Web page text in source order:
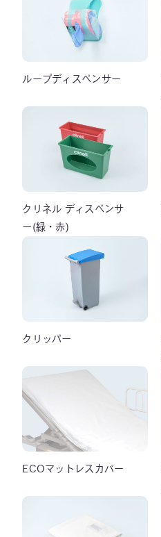
ループディスペンサー
クリネル ディスペンサ
ー(緑・赤)
クリッパー
ECOマットレスカバー